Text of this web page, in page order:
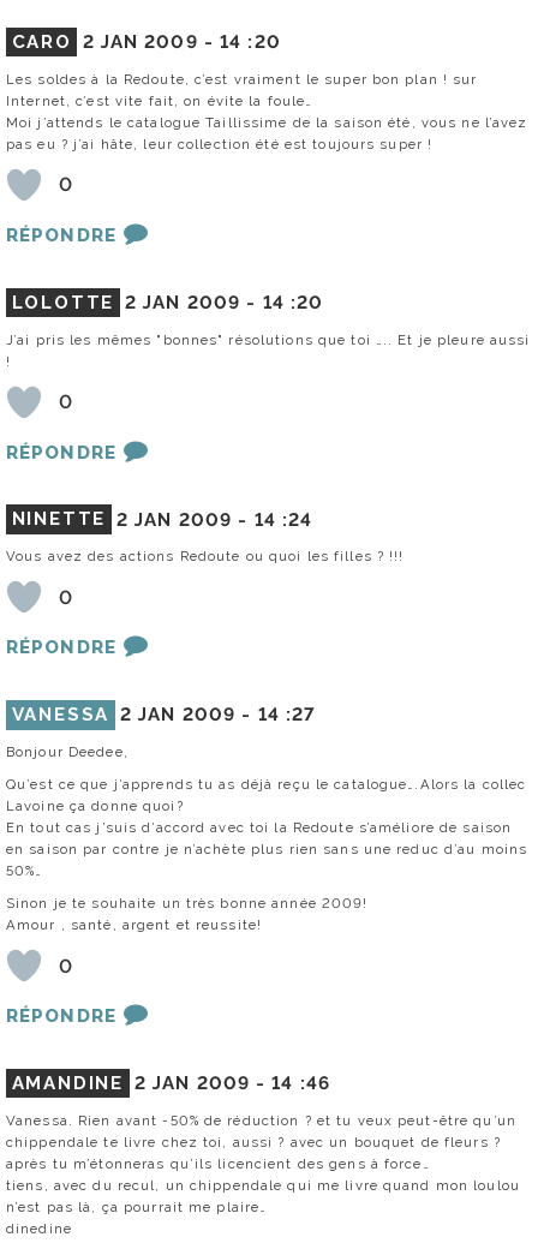
CARO 2 JAN 2009 -14 :20
Les soldes à la Redoute, c’est vraiment le super bon plan ! sur
Internet, c’est vite fait, on évite la foule…
Moi j’attends le catalogue Taillissime de la saison été, vous ne l’avez
pas eu ? j’ai hâte, leur collection été est toujours super !
0
RÉPONDRE
LOLOTTE 2 JAN 2009 - 14 :20
J’ai pris les mêmes "bonnes" résolutions que toi ….. Et je pleure aussi
!
0
RÉPONDRE
NINETTE 2 JAN 2009 - 14 :24
Vous avez des actions Redoute ou quoi les filles ? !!!
0
RÉPONDRE
VANESSA 2 JAN 2009 - 14 :27
Bonjour Deedee,
Qu’est ce que j’apprends tu as déjà reçu le catalogue….Alors la collec
Lavoine ça donne quoi?
En tout cas j’suis d’accord avec toi la Redoute s’améliore de saison
en saison par contre je n’achète plus rien sans une reduc d’au moins
50%…
Sinon je te souhaite un très bonne année 2009!
Amour , santé, argent et reussite!
0
RÉPONDRE
AMANDINE 2 JAN 2009 -14 :46
Vanessa. Rien avant -50% de réduction ? et tu veux peut-être qu’un
chippendale te livre chez toi, aussi ? avec un bouquet de fleurs ?
après tu m’étonneras qu’ils licencient des gens à force…
tiens, avec du recul, un chippendale qui me livre quand mon loulou
n’est pas là, ça pourrait me plaire…
dinedine